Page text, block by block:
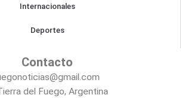
Internacionales
Deportes
Contacto
del Fuego, Argentina